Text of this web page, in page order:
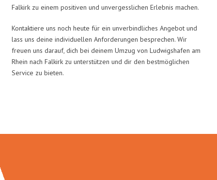
Falkirk zu einem positiven und unvergesslichen Erlebnis machen.
Kontaktiere uns noch heute für ein unverbindliches Angebot und
lass uns deine individuellen Anforderungen besprechen. Wir
freuen uns darauf, dich bei deinem Umzug von Ludwigshafen am
Rhein nach Falkirk zu unterstützen und dir den bestmöglichen
Service zu bieten.